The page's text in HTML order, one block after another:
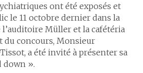
ont été exposés et
le 11 octobre dernier dans la
Müller et la cafétéria
du concours, Monsieur
a été invité à présenter sa
down ».